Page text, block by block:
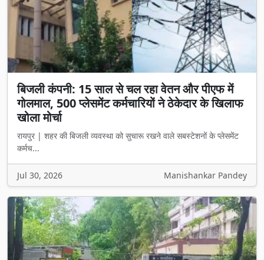
बिजली कंपनी: 15 साल से चल रहा वेतन और पीएफ में
गोलमाल, 500 प्लेसमेंट कर्मचारियों ने ठेकेदार के खिलाफ
खोला मोर्चा
रायपुर | शहर की बिजली व्यवस्था को सुचारू रखने वाले सबस्टेशनों के प्लेसमेंट
कर्मच...
Jul 30, 2026 Manishankar Pandey